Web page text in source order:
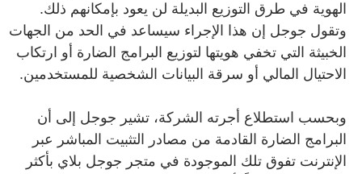
الهوية في طرق التوزيع البديلة لن يعود بإمكانهم ذلك.
وتقول جوجل إن هذا الإجراء سيساعد في الحد من الجهات
الخبيثة التي تخفي هويتها لتوزيع البرامج الضارة أو ارتكاب
الاحتيال المالي أو سرقة البيانات الشخصية للمستخدمين.
وبحسب استطلاع أجرته الشركة، تشير جوجل إلى أن
البرامج الضارة القادمة من مصادر التثبيت المباشر عبر
الإنترنت تفوق تلك الموجودة في متجر جوجل بلاي بأكثر